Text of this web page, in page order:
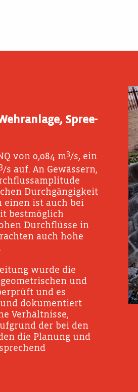
Spree-
von 0,084 m3/s, ein
3/s auf. An Gewässern,
Durchgängigkeit
einen ist auch bei
bestmöglich
Durchflüsse in
auch hohe
wurde die
und
und es
dokumentiert
Verhältnisse,
der bei den
die Planung und